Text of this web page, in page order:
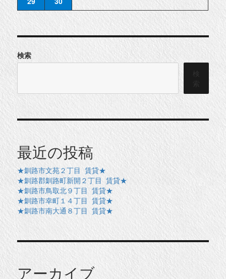
検索
検
索
最近の投稿
★釧路市文苑２丁目 賃貸★
★釧路郡釧路町新開２丁目 賃貸★
★釧路市鳥取北９丁目 賃貸★
★釧路市幸町１４丁目 賃貸★
★釧路市南大通８丁目 賃貸★
アーカイブ